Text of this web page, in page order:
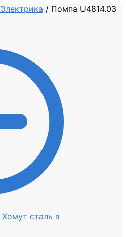
Электрика / Помпа U4814.03
Хомут сталь в